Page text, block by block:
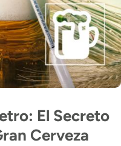
El Secreto
Cerveza